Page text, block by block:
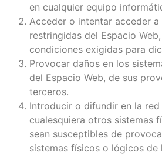
en cualquier equipo
Acceder o intentar acceder
restringidas del Espacio
condiciones exigidas para
Provocar daños en los
del Espacio Web, de sus
terceros.
Introducir o difundir en la
cualesquiera otros sistemas
sean susceptibles de
sistemas físicos o lógicos de